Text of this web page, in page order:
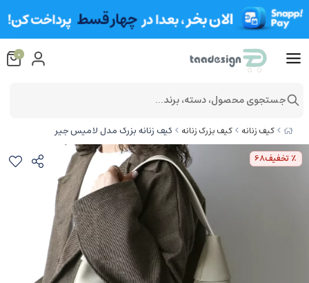
کیف زنانه کیف بزرگ زنانه کیف زنانه بزرگ مدل لامیس جیر
٪ تخفیف68
0
جستجوی محصول، دسته، برند...